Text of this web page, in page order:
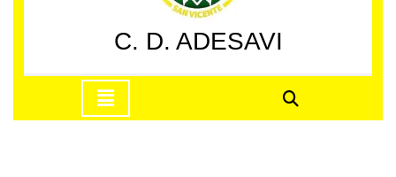
C. D. ADESAVI
apertura